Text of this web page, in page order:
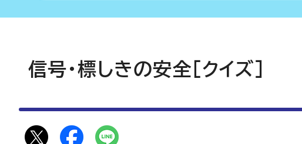
信号・標しきの安全［クイズ］